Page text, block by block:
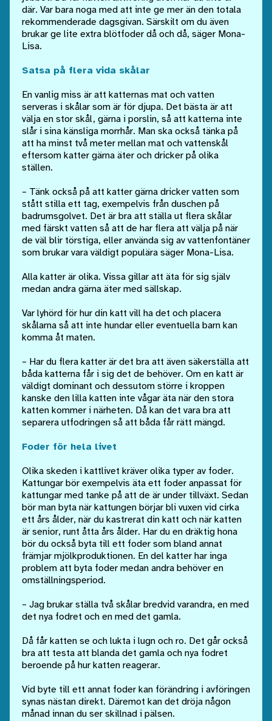
där. Var bara noga med att inte ge mer än den totala
rekommenderade dagsgivan. Särskilt om du även
brukar ge lite extra blötfoder då och då, säger Mona-
Lisa.
Satsa på flera vida skålar
En vanlig miss är att katternas mat och vatten
serveras i skålar som är för djupa. Det bästa är att
välja en stor skål, gärna i porslin, så att katterna inte
slår i sina känsliga morrhår. Man ska också tänka på
att ha minst två meter mellan mat och vattenskål
eftersom katter gärna äter och dricker på olika
ställen.
– Tänk också på att katter gärna dricker vatten som
stått stilla ett tag, exempelvis från duschen på
badrumsgolvet. Det är bra att ställa ut flera skålar
med färskt vatten så att de har flera att välja på när
de väl blir törstiga, eller använda sig av vattenfontäner
som brukar vara väldigt populära säger Mona-Lisa.
Alla katter är olika. Vissa gillar att äta för sig själv
medan andra gärna äter med sällskap.
Var lyhörd för hur din katt vill ha det och placera
skålarna så att inte hundar eller eventuella barn kan
komma åt maten.
– Har du flera katter är det bra att även säkerställa att
båda katterna får i sig det de behöver. Om en katt är
väldigt dominant och dessutom större i kroppen
kanske den lilla katten inte vågar äta när den stora
katten kommer i närheten. Då kan det vara bra att
separera utfodringen så att båda får rätt mängd.
Foder för hela livet
Olika skeden i kattlivet kräver olika typer av foder.
Kattungar bör exempelvis äta ett foder anpassat för
kattungar med tanke på att de är under tillväxt. Sedan
bör man byta när kattungen börjar bli vuxen vid cirka
ett års ålder, när du kastrerat din katt och när katten
är senior, runt åtta års ålder. Har du en dräktig hona
bör du också byta till ett foder som bland annat
främjar mjölkproduktionen. En del katter har inga
problem att byta foder medan andra behöver en
omställningsperiod.
– Jag brukar ställa två skålar bredvid varandra, en med
det nya fodret och en med det gamla.
Då får katten se och lukta i lugn och ro. Det går också
bra att testa att blanda det gamla och nya fodret
beroende på hur katten reagerar.
Vid byte till ett annat foder kan förändring i avföringen
synas nästan direkt. Däremot kan det dröja någon
månad innan du ser skillnad i pälsen.